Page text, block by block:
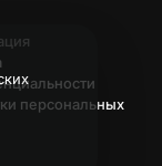
персональных